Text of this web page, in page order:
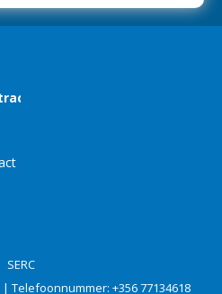
SERC
| Telefoonnummer: +356 77134618